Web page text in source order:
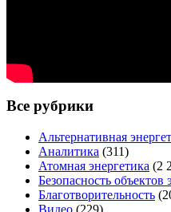
Все рубрики
Альтернативная
Аналитика (311)
Атомная энергетика (2
Безопасность объектов
Благотворительность
Видео (229)